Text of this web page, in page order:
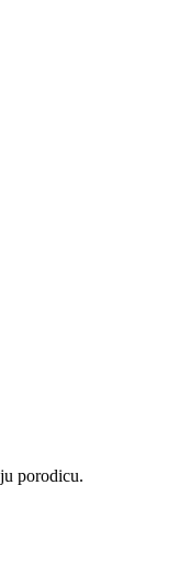
porodicu.